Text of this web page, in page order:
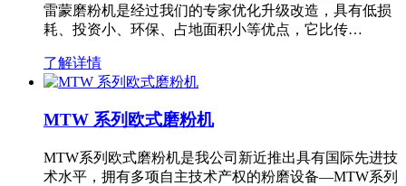
雷蒙磨粉机是经过我们的专家优化升级改造，具有低损
耗、投资小、环保、占地面积小等优点，它比传…
了解详情
MTW 系列欧式磨粉机
MTW系列欧式磨粉机是我公司新近推出具有国际先进技
术水平，拥有多项自主技术产权的粉磨设备—MTW系列